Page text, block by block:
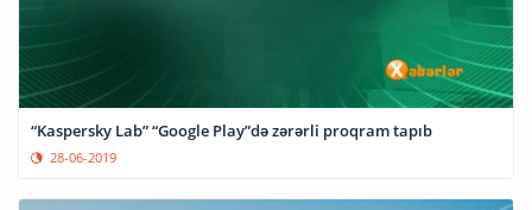
“Kaspersky Lab” “Google Play”də zərərli proqram tapıb
28-06-2019